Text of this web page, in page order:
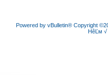
Powered by vBulletin®